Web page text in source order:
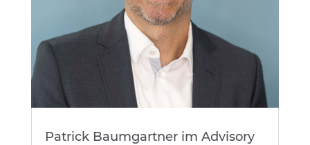
Patrick Baumgartner im Advisory